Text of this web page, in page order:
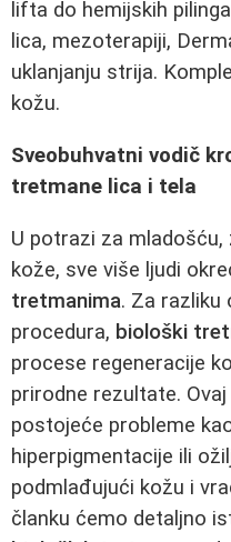
lifta do hemijskih
lica, mezoterapiji,
uklanjanju strija.
kožu.
Sveobuhvatni vodič
tretmane lica i tela
U potrazi za
kože, sve više ljudi
tretmanima. Za razliku
procedura, biološki
procese regeneracije
prirodne rezultate.
postojeće probleme
hiperpigmentacije ili
podmlađujući kožu i
članku ćemo detaljno